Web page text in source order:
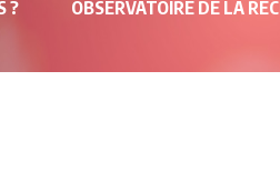
? OBSERVATOIRE DE LA